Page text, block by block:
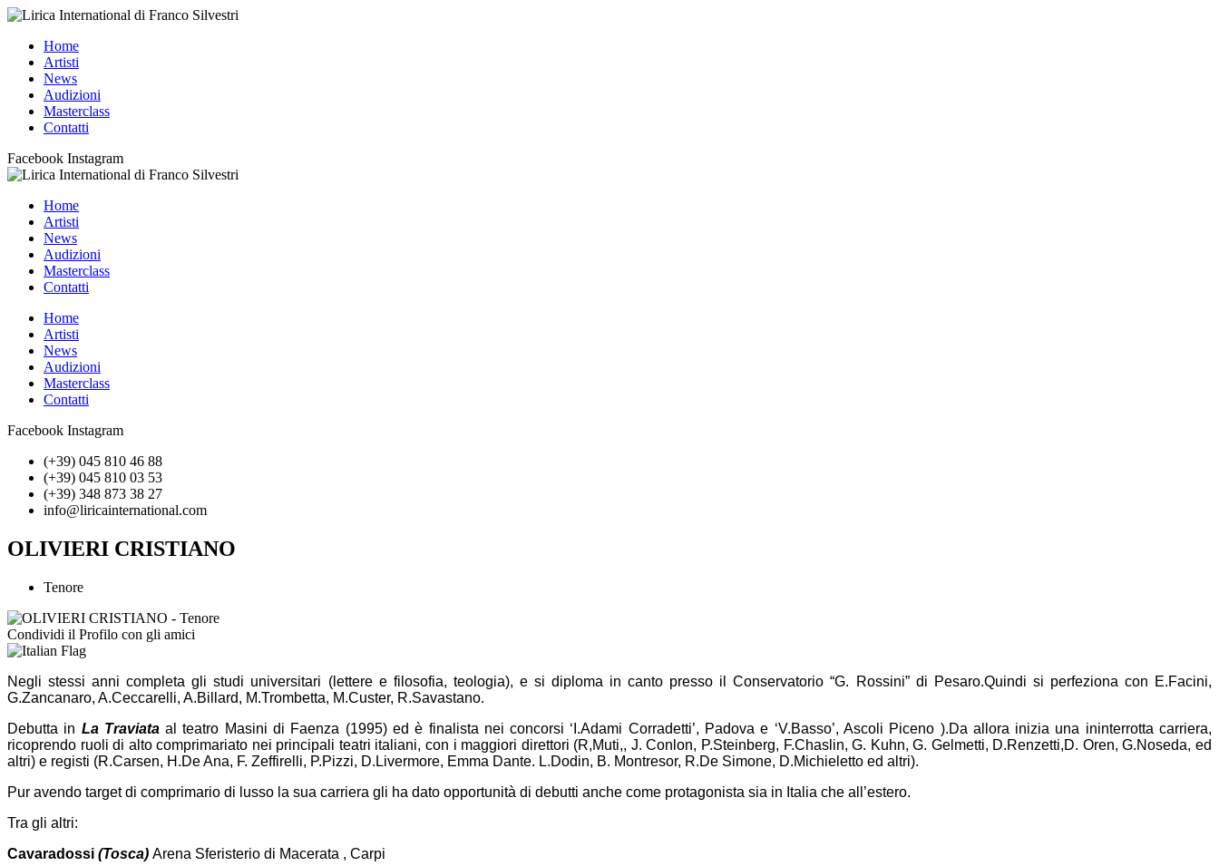
Home
Artisti
News
Audizioni
Masterclass
Contatti
Facebook Instagram
Home
Artisti
News
Audizioni
Masterclass
Contatti
Home
Artisti
News
Audizioni
Masterclass
Contatti
Facebook Instagram
(+39) 045 810 46 88
(+39) 045 810 03 53
(+39) 348 873 38 27
info@liricainternational.com
OLIVIERI CRISTIANO
Tenore
Condividi il Profilo con gli amici
Negli stessi anni completa gli studi universitari (lettere e filosofia, teologia), e si diploma in canto presso il Conservatorio “G. Rossini” di Pesaro.Quindi si perfeziona con E.Facini,
G.Zancanaro, A.Ceccarelli, A.Billard, M.Trombetta, M.Custer, R.Savastano.
Debutta in La Traviataal teatro Masini di Faenza (1995) ed è finalista nei concorsi ‘I.Adami Corradetti’, Padova e ‘V.Basso’, Ascoli Piceno ).Da allora inizia una ininterrotta carriera,
ricoprendo ruoli di alto comprimariato nei principali teatri italiani, con i maggiori direttori (R,Muti,, J. Conlon, P.Steinberg, F.Chaslin, G. Kuhn, G. Gelmetti, D.Renzetti,D. Oren, G.Noseda, ed
altri) e registi (R.Carsen, H.De Ana, F. Zeffirelli, P.Pizzi, D.Livermore, Emma Dante. L.Dodin, B. Montresor, R.De Simone, D.Michieletto ed altri).
Pur avendo target di comprimario di lusso la sua carriera gli ha dato opportunità di debutti anche come protagonista sia in Italia che all’estero.
Tra gli altri:
Cavaradossi (Tosca) Arena Sferisterio di Macerata , Carpi